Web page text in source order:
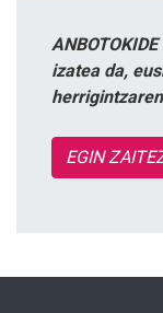
izatea da,
EGIN